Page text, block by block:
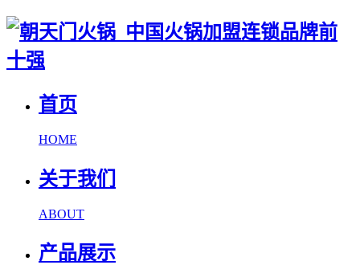
首页
HOME
关于我们
ABOUT
产品展示